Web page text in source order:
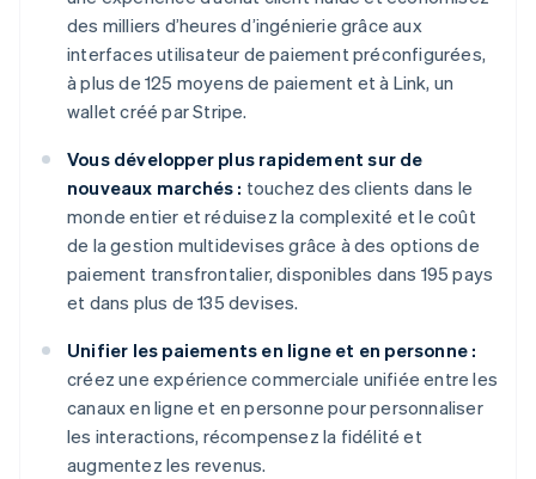
des milliers d’heures d’ingénierie grâce aux
interfaces utilisateur de paiement préconfigurées,
à plus de 125 moyens de paiement et à Link, un
wallet créé par Stripe.
Vous développer plus rapidement sur de
nouveaux marchés : touchez des clients dans le
monde entier et réduisez la complexité et le coût
de la gestion multidevises grâce à des options de
paiement transfrontalier, disponibles dans 195 pays
et dans plus de 135 devises.
Unifier les paiements en ligne et en personne :
créez une expérience commerciale unifiée entre les
canaux en ligne et en personne pour personnaliser
les interactions, récompensez la fidélité et
augmentez les revenus.